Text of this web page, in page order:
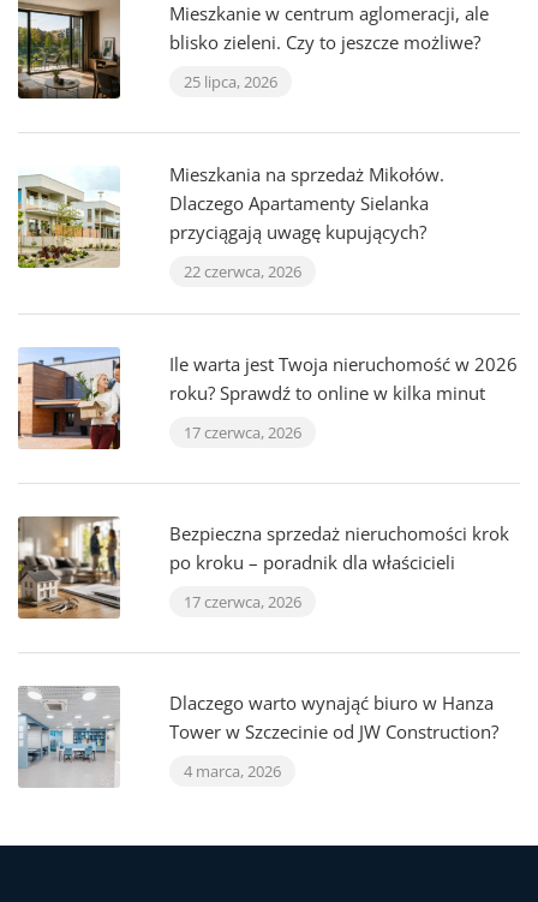
Mieszkanie w centrum aglomeracji, ale
blisko zieleni. Czy to jeszcze możliwe?
25 lipca, 2026
Mieszkania na sprzedaż Mikołów.
Dlaczego Apartamenty Sielanka
przyciągają uwagę kupujących?
22 czerwca, 2026
Ile warta jest Twoja nieruchomość w 2026
roku? Sprawdź to online w kilka minut
17 czerwca, 2026
Bezpieczna sprzedaż nieruchomości krok
po kroku – poradnik dla właścicieli
17 czerwca, 2026
Dlaczego warto wynająć biuro w Hanza
Tower w Szczecinie od JW Construction?
4 marca, 2026